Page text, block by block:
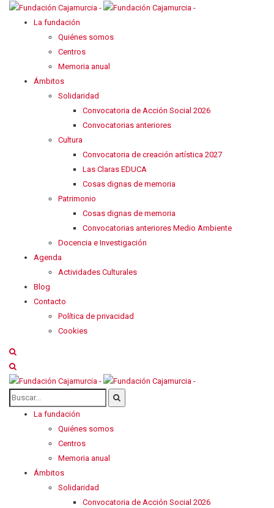
La fundación
Quiénes somos
Centros
Memoria anual
Ámbitos
Solidaridad
Convocatoria de Acción Social 2026
Convocatorias anteriores
Cultura
Convocatoria de creación artística 2027
Las Claras EDUCA
Cosas dignas de memoria
Patrimonio
Cosas dignas de memoria
Convocatorias anteriores Medio Ambiente
Docencia e Investigación
Agenda
Actividades Culturales
Blog
Contacto
Política de privacidad
Cookies
La fundación
Quiénes somos
Centros
Memoria anual
Ámbitos
Solidaridad
Convocatoria de Acción Social 2026